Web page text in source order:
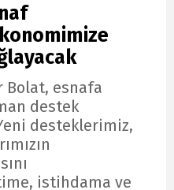
Bolat, esnafa
destek
desteklerimiz,
istihdama ve